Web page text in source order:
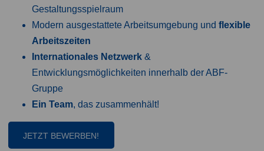
Gestaltungsspielraum
Modern ausgestattete Arbeitsumgebung und flexible
Arbeitszeiten
Internationales Netzwerk &
Entwicklungsmöglichkeiten innerhalb der ABF-
Gruppe
Ein Team, das zusammenhält!
JETZT BEWERBEN!